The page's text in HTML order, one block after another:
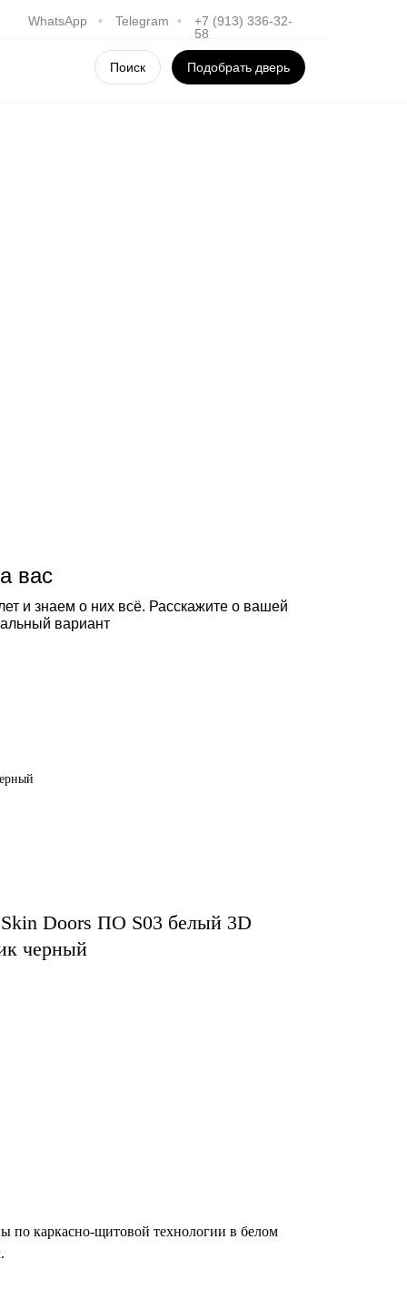
WhatsApp • Telegram •
+7 (913) 336-32-
58
Поиск Подобрать дверь
вас
и знаем о них всё. Расскажите о вашей
вариант
Doors ПО S03 белый 3D
черный
по каркасно-щитовой технологии в белом